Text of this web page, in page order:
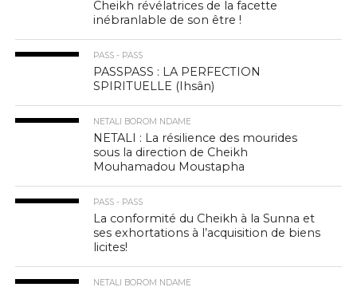
Cheikh révélatrices de la facette
inébranlable de son être !
PASS - PASS
PASSPASS : LA PERFECTION
SPIRITUELLE (Ihsân)
NETALI BOROM NDAME
NETALI : La résilience des mourides
sous la direction de Cheikh
Mouhamadou Moustapha
PASS - PASS
La conformité du Cheikh à la Sunna et
ses exhortations à l’acquisition de biens
licites!
NETALI BOROM NDAME